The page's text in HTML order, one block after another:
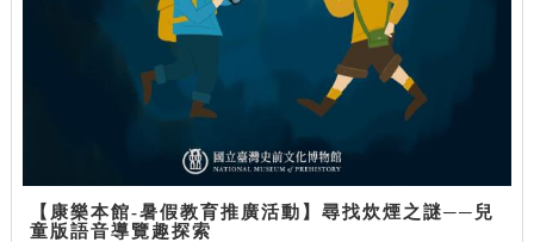
【康樂本館-暑假教育推廣活動】尋找炊煙之謎──兒
童版語音導覽趣探索